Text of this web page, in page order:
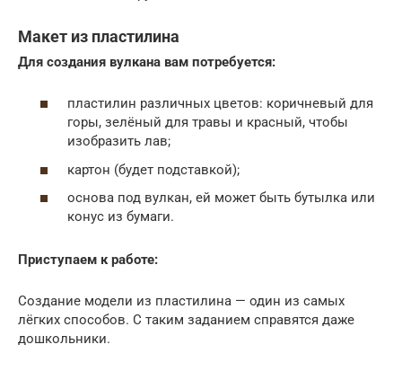
Макет из пластилина
Для создания вулкана вам потребуется:
пластилин различных цветов: коричневый для
горы, зелёный для травы и красный, чтобы
изобразить лав;
картон (будет подставкой);
основа под вулкан, ей может быть бутылка или
конус из бумаги.
Приступаем к работе:
Создание модели из пластилина — один из самых
лёгких способов. С таким заданием справятся даже
дошкольники.